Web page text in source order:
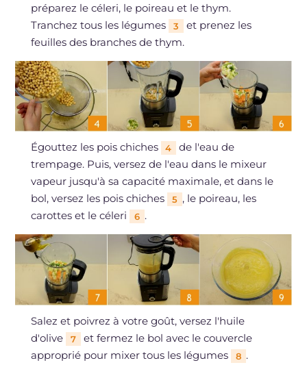
préparez le céleri, le poireau et le thym.
Tranchez tous les légumes
3
et prenez les
feuilles des branches de thym.
Égouttez les pois chiches 4
de l'eau de
trempage. Puis, versez de l'eau dans le mixeur
vapeur jusqu'à sa capacité maximale, et dans le
bol, versez les pois chiches
5 , le poireau, les
carottes et le céleri
6 .
Salez et poivrez à votre goût, versez l'huile
d'olive
7
et fermez le bol avec le couvercle
approprié pour mixer tous les légumes
8 .